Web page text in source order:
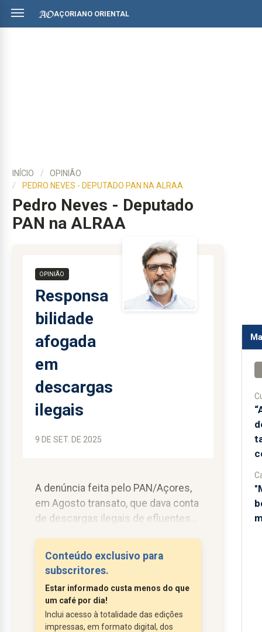
AÇORIANO ORIENTAL
INÍCIO
OPINIÃO
PEDRO NEVES - DEPUTADO PAN NA ALRAA
Pedro Neves - Deputado
PAN na ALRAA
OPINIÃO
Responsa
bilidade
afogada
em
descargas
ilegais
9 DE SET. DE 2025
A denúncia feita pelo PAN/Açores,
em Agosto transato, que dava conta
de descargas ilegais de efluentes
ilha de São Miguel, nomeadamente
no concelho da Ribeira Grande,
e, infelizmente, recorrente. O que
começou por serem relatos de
populares que descreviam um
Conteúdo exclusivo para
subscritores.
Estar informado custa menos do que
um café por dia!
Inclui acesso à totalidade das edições
impressas, em formato digital, dos